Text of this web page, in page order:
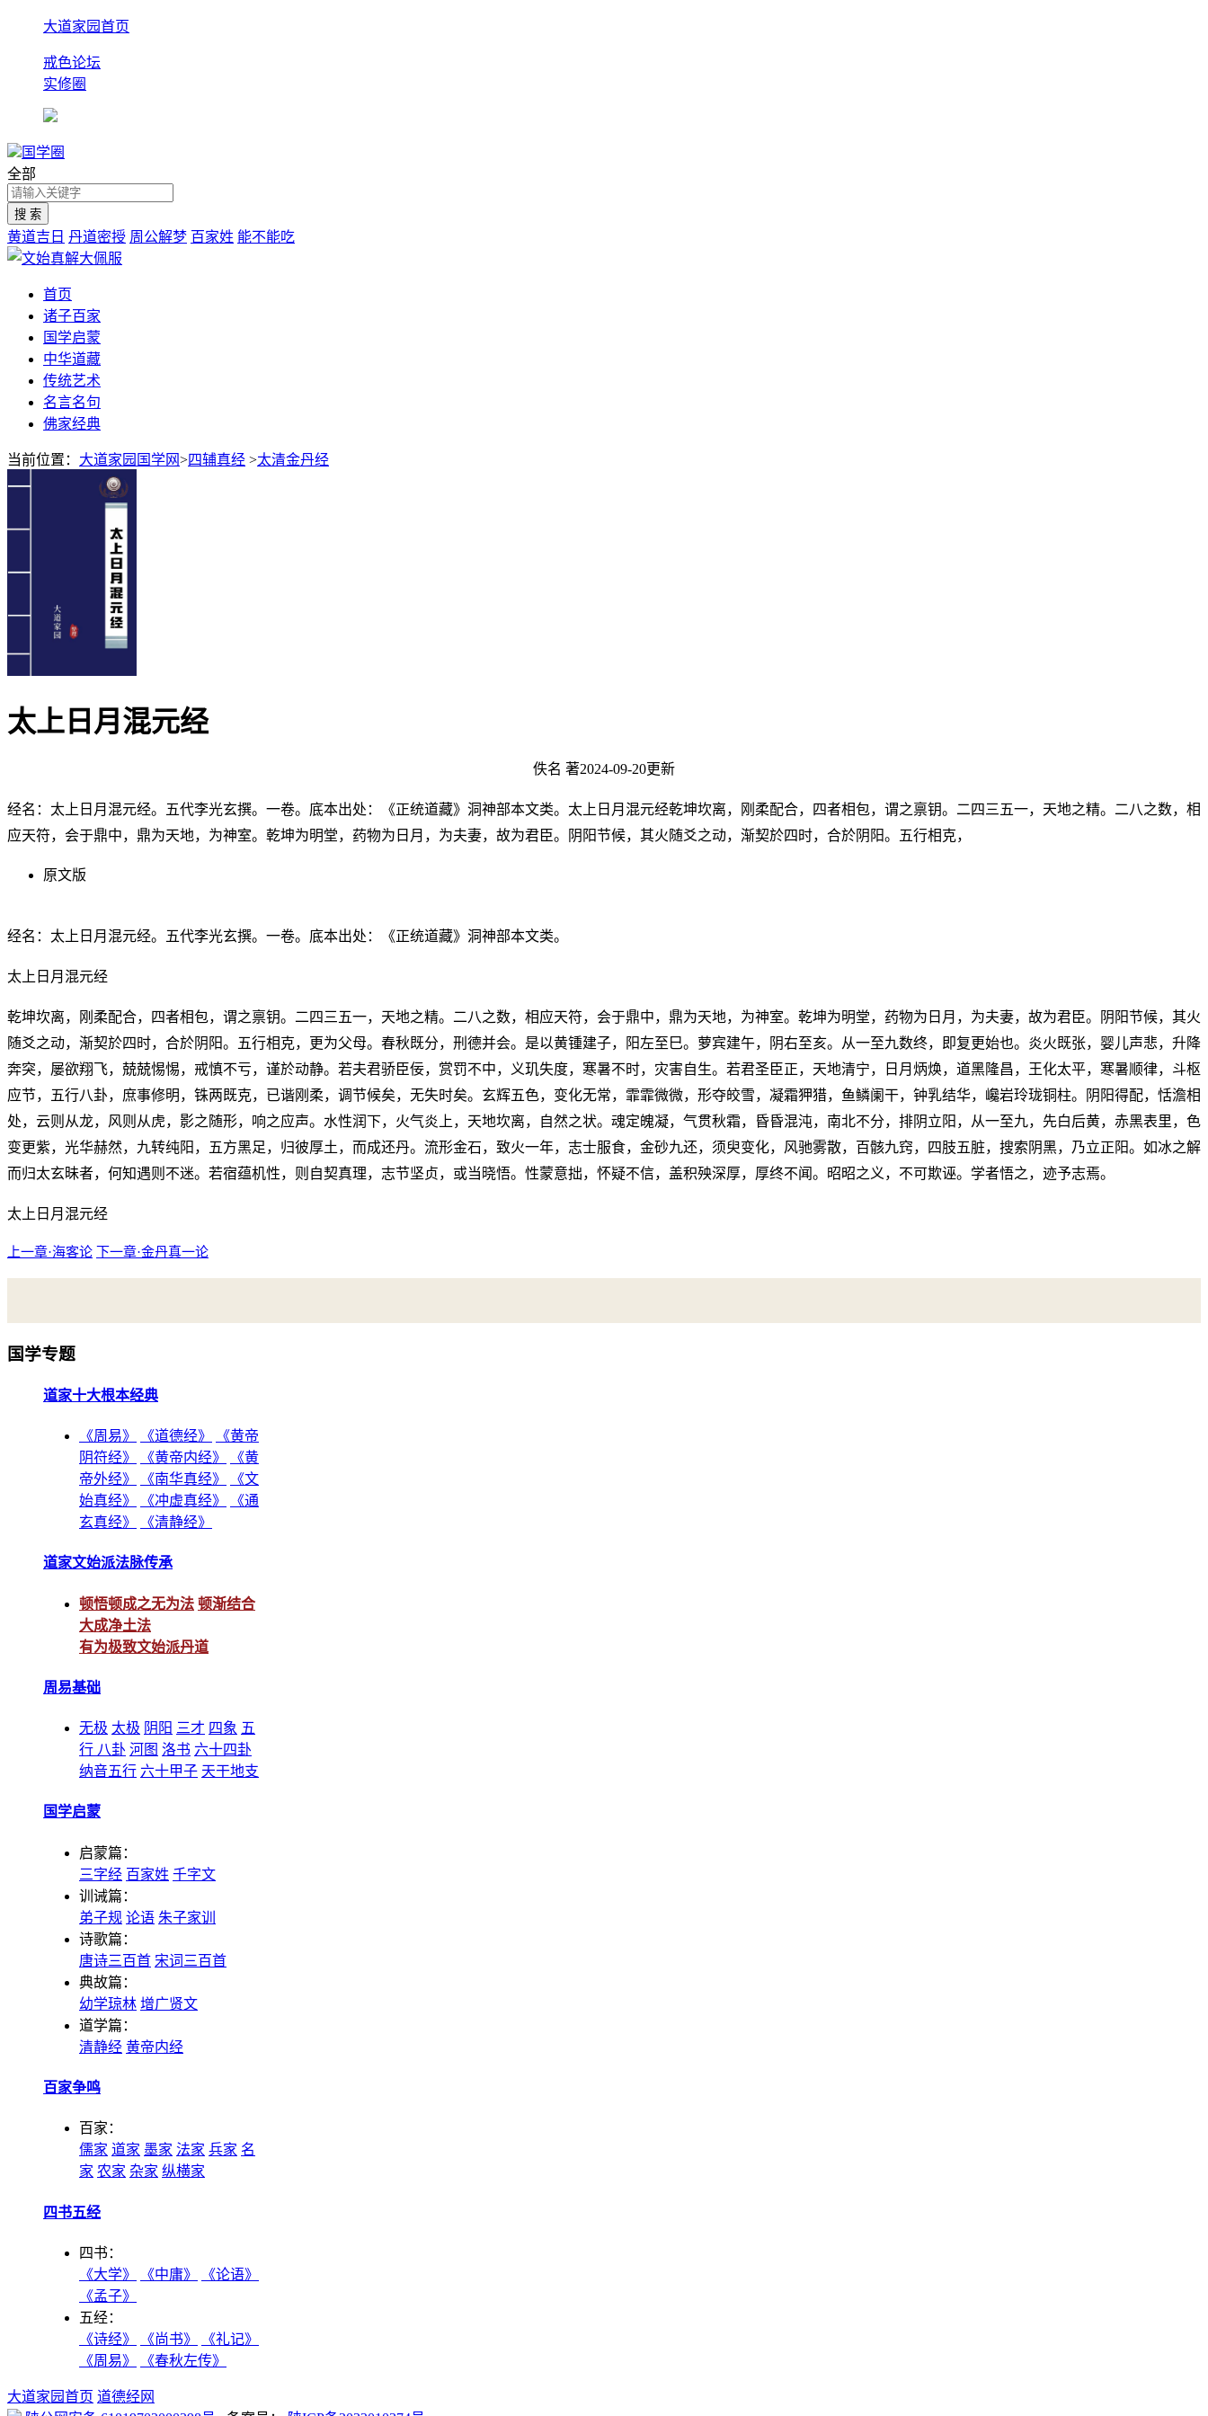
大道家园首页
戒色论坛
实修圈
国学圈
全部
黄道吉日 丹道密授 周公解梦 百家姓 能不能吃
首页
诸子百家
国学启蒙
中华道藏
传统艺术
名言名句
佛家经典
当前位置： 大道家园国学网>四辅真经 >太清金丹经
太上日月混元经
佚名 著2024-09-20更新
经名：太上日月混元经。五代李光玄撰。一卷。底本出处：《正统道藏》洞神部本文类。太上日月混元经乾坤坎离，刚柔配合，四者相包，谓之禀钥。二四三五一，天地之精。二八之数，相
应天符，会于鼎中，鼎为天地，为神室。乾坤为明堂，药物为日月，为夫妻，故为君臣。阴阳节候，其火随爻之动，渐契於四时，合於阴阳。五行相克，
原文版
经名：太上日月混元经。五代李光玄撰。一卷。底本出处：《正统道藏》洞神部本文类。
太上日月混元经
乾坤坎离，刚柔配合，四者相包，谓之禀钥。二四三五一，天地之精。二八之数，相应天符，会于鼎中，鼎为天地，为神室。乾坤为明堂，药物为日月，为夫妻，故为君臣。阴阳节候，其火
随爻之动，渐契於四时，合於阴阳。五行相克，更为父母。春秋既分，刑德并会。是以黄锺建子，阳左至巳。萝宾建午，阴右至亥。从一至九数终，即复更始也。炎火既张，婴儿声悲，升降
奔突，屡欲翔飞，兢兢惕惕，戒慎不亏，谨於动静。若夫君骄臣佞，赏罚不中，义玑失度，寒暑不时，灾害自生。若君圣臣正，天地清宁，日月炳焕，道黑隆昌，王化太平，寒暑顺律，斗枢
应节，五行八卦，庶事修明，铢两既克，已谐刚柔，调节候矣，无失时矣。玄辉五色，变化无常，霏霏微微，形夺皎雪，凝霜狎猎，鱼鳞阑干，钟乳结华，巉岩玲珑铜柱。阴阳得配，恬澹相
处，云则从龙，风则从虎，影之随形，响之应声。水性润下，火气炎上，天地坎离，自然之状。魂定魄凝，气贯秋霜，昏昏混沌，南北不分，排阴立阳，从一至九，先白后黄，赤黑表里，色
变更紫，光华赫然，九转纯阳，五方黑足，归彼厚土，而成还丹。流形金石，致火一年，志士服食，金砂九还，须臾变化，风驰雾散，百骸九窍，四肢五脏，搜索阴黑，乃立正阳。如冰之解
而归太玄昧者，何知遇则不迷。若宿蕴机性，则自契真理，志节坚贞，或当晓悟。性蒙意拙，怀疑不信，盖积殃深厚，厚终不闻。昭昭之义，不可欺诬。学者悟之，迹予志焉。
太上日月混元经
上一章·海客论 下一章·金丹真一论
国学专题
道家十大根本经典
《周易》 《道德经》
《黄帝
阴符经》
《黄帝内经》
《黄
帝外经》
《南华真经》
《文
始真经》
《冲虚真经》
《通
玄真经》
《清静经》
道家文始派法脉传承
顿悟顿成之无为法 顿渐结合
大成净土法
有为极致文始派丹道
周易基础
无极 太极 阴阳 三才 四象 五
行 八卦 河图 洛书 六十四卦
纳音五行 六十甲子 天干地支
国学启蒙
启蒙篇：
三字经 百家姓 千字文
训诫篇：
弟子规 论语 朱子家训
诗歌篇：
唐诗三百首 宋词三百首
典故篇：
幼学琼林 增广贤文
道学篇：
清静经 黄帝内经
百家争鸣
百家：
儒家 道家 墨家 法家 兵家 名
家 农家 杂家 纵横家
四书五经
四书：
《大学》
《中庸》
《论语》
《孟子》
五经：
《诗经》
《尚书》
《礼记》
《周易》
《春秋左传》
大道家园首页 道德经网